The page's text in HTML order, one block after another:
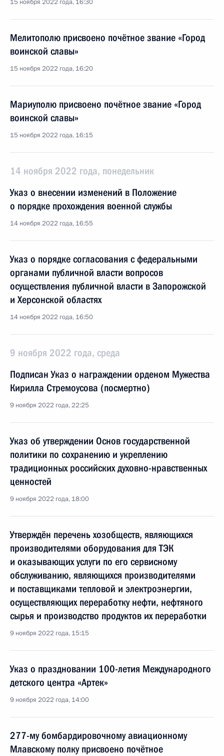
15 ноября 2022 года, 16:30
Мелитополю присвоено почётное звание «Город
воинской славы»
15 ноября 2022 года, 16:20
Мариуполю присвоено почётное звание «Город
воинской славы»
15 ноября 2022 года, 16:15
14 ноября 2022 года, понедельник
Указ о внесении изменений в Положение
о порядке прохождения военной службы
14 ноября 2022 года, 16:55
Указ о порядке согласования с федеральными
органами публичной власти вопросов
осуществления публичной власти в Запорожской
и Херсонской областях
14 ноября 2022 года, 16:50
9 ноября 2022 года, среда
Подписан Указ о награждении орденом Мужества
Кирилла Стремоусова (посмертно)
9 ноября 2022 года, 22:25
Указ об утверждении Основ государственной
политики по сохранению и укреплению
традиционных российских духовно-нравственных
ценностей
9 ноября 2022 года, 18:00
Утверждён перечень хозобществ, являющихся
производителями оборудования для ТЭК
и оказывающих услуги по его сервисному
обслуживанию, являющихся производителями
и поставщиками тепловой и электроэнергии,
осуществляющих переработку нефти, нефтяного
сырья и производство продуктов их переработки
9 ноября 2022 года, 15:15
Указ о праздновании 100-летия Международного
детского центра «Артек»
9 ноября 2022 года, 14:00
277-му бомбардировочному авиационному
Млавскому полку присвоено почётное